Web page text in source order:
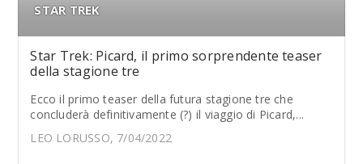
STAR TREK
Star Trek: Picard, il primo sorprendente teaser
della stagione tre
Ecco il primo teaser della futura stagione tre che
concluderà definitivamente (?) il viaggio di Picard,...
LEO LORUSSO, 7/04/2022